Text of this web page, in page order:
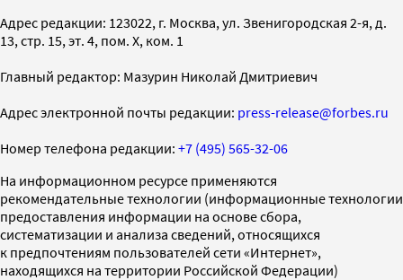
Адрес редакции: 123022, г. Москва, ул. Звенигородская 2-я, д.
13, стр. 15, эт. 4, пом. X, ком. 1
Главный редактор: Мазурин Николай Дмитриевич
Адрес электронной почты редакции: press-release@forbes.ru
Номер телефона редакции: +7 (495) 565-32-06
На информационном ресурсе применяются
рекомендательные технологии (информационные технологии
предоставления информации на основе сбора,
систематизации и анализа сведений, относящихся
к предпочтениям пользователей сети «Интернет»,
находящихся на территории Российской Федерации)